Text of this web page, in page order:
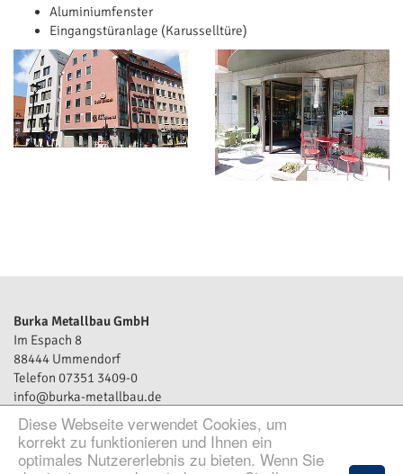
Aluminiumfenster
Eingangstüranlage (Karusselltüre)
Burka Metallbau GmbH
Im Espach 8
88444 Ummendorf
Telefon 07351 3409-0
info@burka-metallbau.de
Öffnungszeiten:
Mo.-Do.: 7:30 – 12:00 Uhr und
13:00 – 16:30 Uhr
Diese Webseite verwendet Cookies, um
korrekt zu funktionieren und Ihnen ein
optimales Nutzererlebnis zu bieten. Wenn Sie